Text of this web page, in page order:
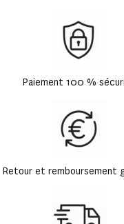
Paiement 100 %
Retour et remboursement